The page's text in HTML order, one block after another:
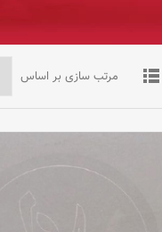
مرتب سازی بر اساس